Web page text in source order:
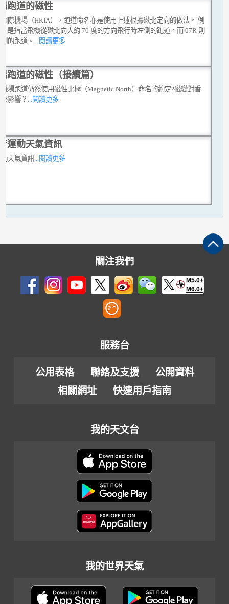
跑道的磁性
際機場（HKIA），跑道命名亦是使用上述根據磁北定向的做法。 例
是指當飛機從磁北向大約 70 度的方向飛行時左側的跑道，而 07R 則
的跑道。
...閱讀更多
跑道的磁性（接續篇）
場跑道仍然使用磁性北極（Magnetic North）命名的約定?磁變對香
影響？ ...閱讀更多
運動天氣資訊
天氣資訊 ...閱讀更多
關注我們
M5.0+
M6.0+
服務台
公用表格 聯絡及支援
公開資料
相關網址
快速用戶指南
我的天文台
我的世界天氣